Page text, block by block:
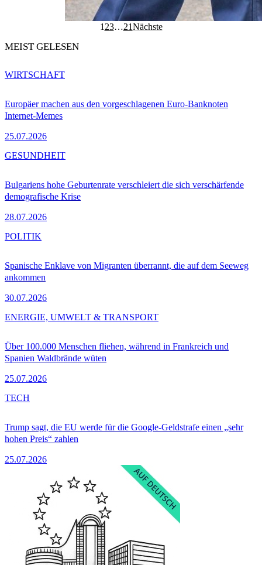
1 23…21Nächste
MEIST GELESEN
Europäer machen aus den vorgeschlagenen Euro-Banknoten
Internet-Memes
25.07.2026
WIRTSCHAFT
Bulgariens hohe Geburtenrate verschleiert die sich verschärfende
demografische Krise
28.07.2026
GESUNDHEIT
Spanische Enklave von Migranten überrannt, die auf dem Seeweg
ankommen
30.07.2026
POLITIK
Über 100.000 Menschen fliehen, während in Frankreich und
Spanien Waldbrände wüten
25.07.2026
ENERGIE, UMWELT & TRANSPORT
Trump sagt, die EU werde für die Google-Geldstrafe einen „sehr
hohen Preis“ zahlen
25.07.2026
TECH